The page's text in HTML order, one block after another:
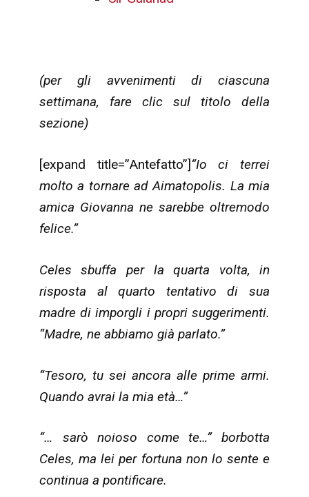
(per gli avvenimenti di ciascuna
settimana, fare clic sul titolo della
sezione)
[expand title=”Antefatto”]“Io ci terrei
molto a tornare ad Aimatopolis. La mia
amica Giovanna ne sarebbe oltremodo
felice.”
Celes sbuffa per la quarta volta, in
risposta al quarto tentativo di sua
madre di imporgli i propri suggerimenti.
“Madre, ne abbiamo già parlato.”
“Tesoro, tu sei ancora alle prime armi.
Quando avrai la mia età…”
“… sarò noioso come te…” borbotta
Celes, ma lei per fortuna non lo sente e
continua a pontificare.